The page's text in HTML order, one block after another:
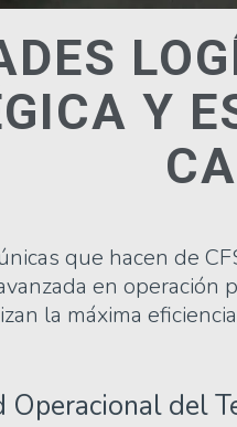
Y
que hacen de
en
la máxima
Operacional del